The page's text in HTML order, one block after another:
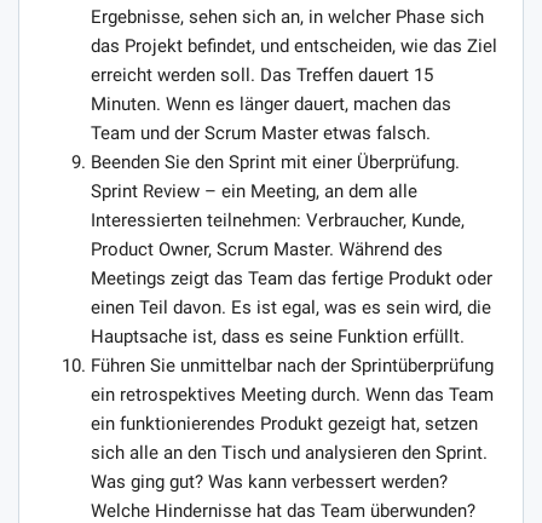
Ergebnisse, sehen sich an, in welcher Phase sich
das Projekt befindet, und entscheiden, wie das Ziel
erreicht werden soll. Das Treffen dauert 15
Minuten. Wenn es länger dauert, machen das
Team und der Scrum Master etwas falsch.
Beenden Sie den Sprint mit einer Überprüfung.
Sprint Review – ein Meeting, an dem alle
Interessierten teilnehmen: Verbraucher, Kunde,
Product Owner, Scrum Master. Während des
Meetings zeigt das Team das fertige Produkt oder
einen Teil davon. Es ist egal, was es sein wird, die
Hauptsache ist, dass es seine Funktion erfüllt.
Führen Sie unmittelbar nach der Sprintüberprüfung
ein retrospektives Meeting durch. Wenn das Team
ein funktionierendes Produkt gezeigt hat, setzen
sich alle an den Tisch und analysieren den Sprint.
Was ging gut? Was kann verbessert werden?
Welche Hindernisse hat das Team überwunden?